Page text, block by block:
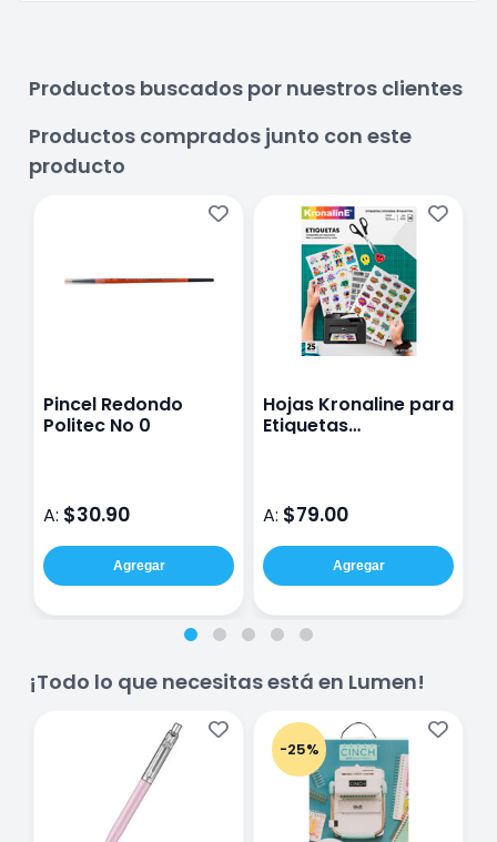
Productos buscados por nuestros clientes
Productos comprados junto con este
producto
Pincel Redondo
Politec No 0
A: $30.90
Agregar
Hojas Kronaline para
Etiquetas
A: $79.00
Agregar
¡Todo lo que necesitas está en Lumen!
-25%